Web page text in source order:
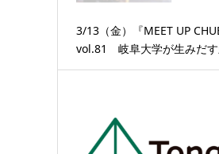
3/13（金）『MEET UP
vol.81 岐阜大学が生みだ